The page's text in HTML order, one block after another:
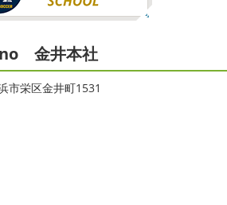
02/12
原・茅ヶ崎外壁塗装専門店＊
沙汰しております
少し更新してな
半がたとうとしていますね
ろしくお願いいたします
08/16
ご無沙汰しております
て込みブログ更新出来ずでした
お
らお仕事です
お仕事一発目はこち
かりますか？そうです
金井本社
市栄区金井町1531